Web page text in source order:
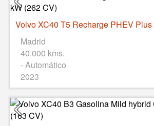
Madrid
40.000 kms.
- Automático
2023